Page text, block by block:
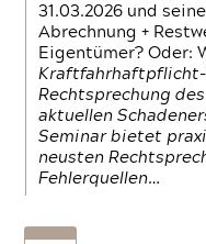
31.03.2026 und
Abrechnung +
Eigentümer? Oder:
Kraftfahrhaftpflicht-
Rechtsprechung
aktuellen
Seminar bietet
neusten
Fehlerquellen…